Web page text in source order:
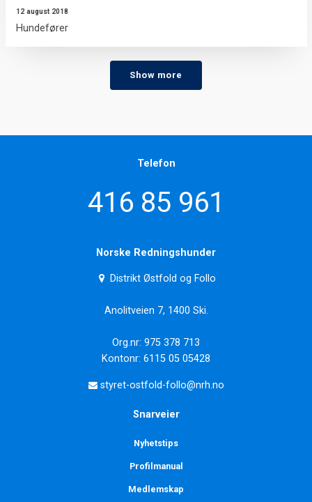
12 august 2018
Hundefører
Show more
Telefon
416 85 961
Norske Redningshunder
Distrikt Østfold og Follo
Anolitveien 7, 1400 Ski.
Org.nr: 975 378 713
Kontonr: 6115 05 05428
styret-ostfold-follo@nrh.no
Snarveier
Nyhetstips
Profilmanual
Medlemskap